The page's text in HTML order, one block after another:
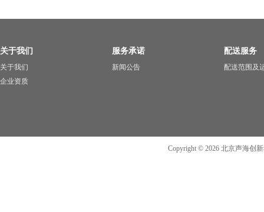
关于我们
关于我们
企业资质
服务承诺
新闻公告
配送服务
配送范围及
Copyright © 2026 北京声海创